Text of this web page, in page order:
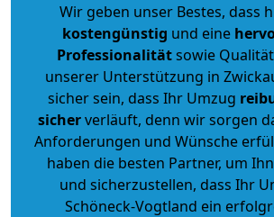
Wir geben unser Bestes, dass
kostengünstig und eine
Professionalitätsowie
unserer Unterstützung in
sicher sein, dass Ihr Umzug
sicherverläuft, denn wir sorgen
Anforderungen und Wünsche
haben die besten Partner, um
und sicherzustellen, dass Ihr
Schöneck-Vogtland ein